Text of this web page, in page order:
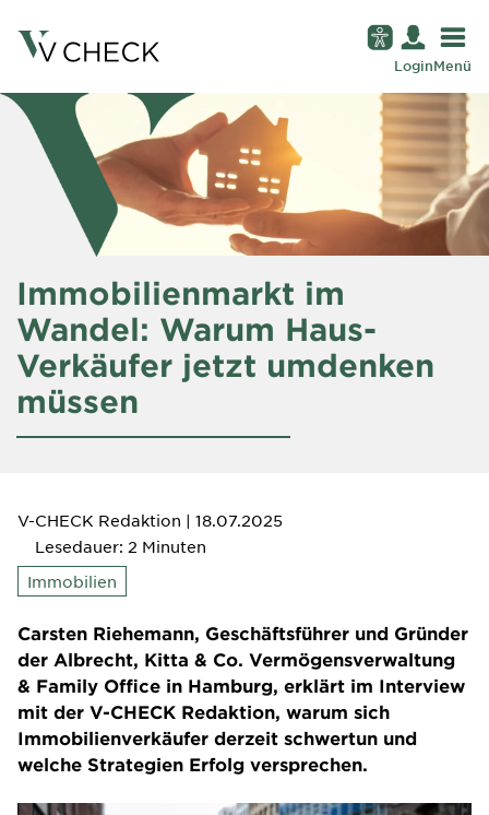
LoginMenü
Immobilienmarkt im
Wandel: Warum Haus-
Verkäufer jetzt umdenken
müssen
V-CHECK Redaktion | 18.07.2025
Lesedauer: 2 Minuten
Immobilien
Carsten Riehemann, Geschäftsführer und Gründer
der Albrecht, Kitta & Co. Vermögensverwaltung
& Family Office in Hamburg, erklärt im Interview
mit der V-CHECK Redaktion, warum sich
Immobilienverkäufer derzeit schwertun und
welche Strategien Erfolg versprechen.